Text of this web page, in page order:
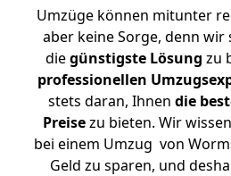
Umzüge können mitunter
aber keine Sorge, denn wir
diegünstigste Lösung zu
professionellen
stets daran, Ihnen die
Preisezu bieten. Wir
bei einem Umzug von
Geld zu sparen, und